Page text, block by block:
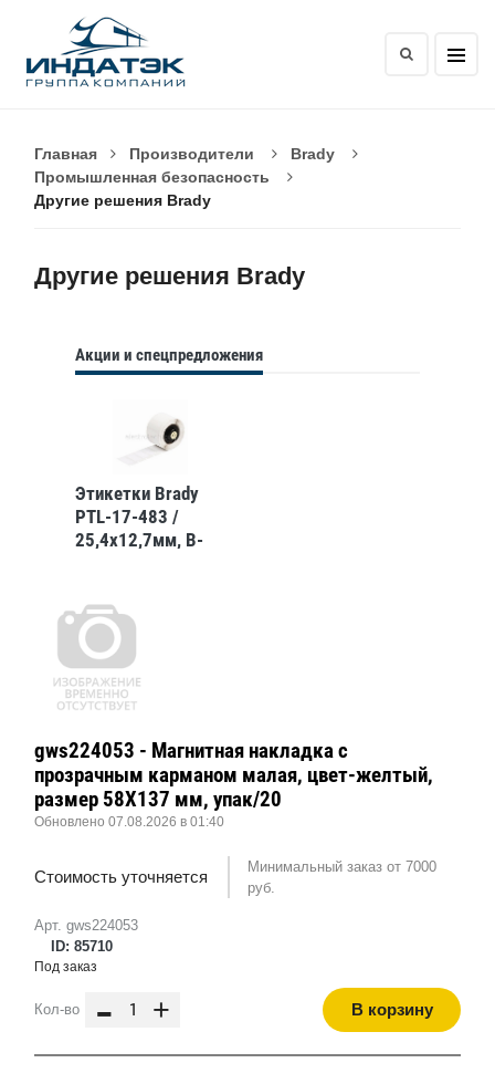
Главная Производители
Brady
Промышленная безопасность
Другие решения Brady
Другие решения Brady
Акции и спецпредложения
Этикетки Brady
PTL-17-483 /
25,4x12,7мм, B-
Арт. gws224053
ID: 85710
gws224053 - Магнитная накладка с
прозрачным карманом малая, цвет-желтый,
размер 58X137 мм, упак/20
Обновлено 07.08.2026 в 01:40
Стоимость уточняется
Минимальный заказ от 7000
руб.
Под заказ
Кол-во - + В корзину